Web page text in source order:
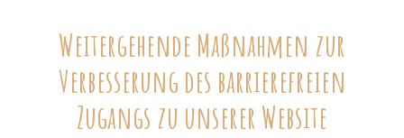
Weitergehende Maßnahmen zur
Verbesserung des barrierefreien
Zugangs zu unserer Website